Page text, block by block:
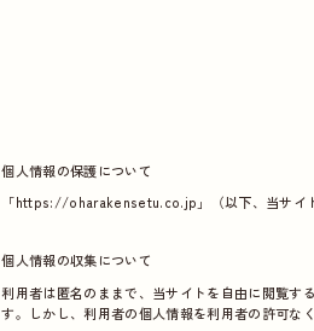
個人情報の保護について
「https://oharakensetu.co.jp」（以下、当サイ
個人情報の収集について
利用者は匿名のままで、当サイトを自由に閲覧す
す。しかし、利用者の個人情報を利用者の許可な